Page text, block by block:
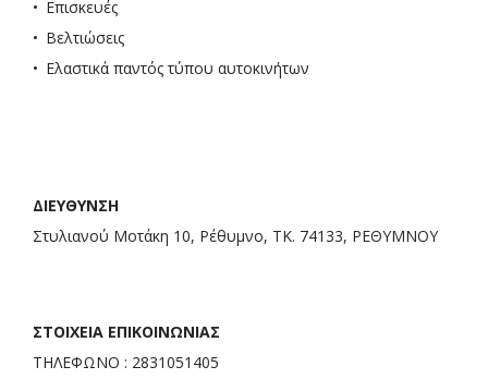
Επισκευές
Βελτιώσεις
Ελαστικά παντός τύπου αυτοκινήτων
ΔΙΕΥΘΥΝΣΗ
Στυλιανού Μοτάκη 10, Ρέθυμνο, ΤΚ. 74133, ΡΕΘΥΜΝΟΥ
ΣΤΟΙΧΕΙΑ ΕΠΙΚΟΙΝΩΝΙΑΣ
ΤΗΛΕΦΩΝΟ : 2831051405